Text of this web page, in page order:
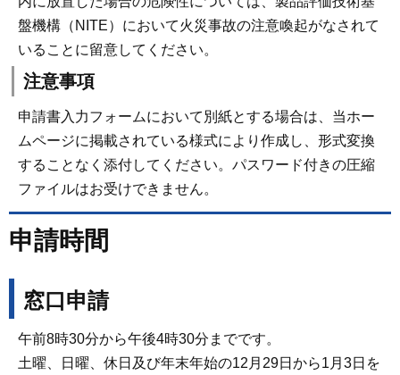
盤機構（NITE）において火災事故の注意喚起がなされて
いることに留意してください。
注意事項
申請書入力フォームにおいて別紙とする場合は、当ホー
ムページに掲載されている様式により作成し、形式変換
することなく添付してください。パスワード付きの圧縮
ファイルはお受けできません。
申請時間
窓口申請
午前8時30分から午後4時30分までです。
土曜、日曜、休日及び年末年始の12月29日から1月3日を